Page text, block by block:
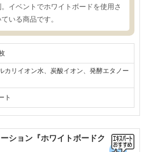
イベントでホワイトボードを使用さ
いる商品です。
カリイオン水、炭酸イオン、発酵エタノー
ト
ション『ホワイトボードク